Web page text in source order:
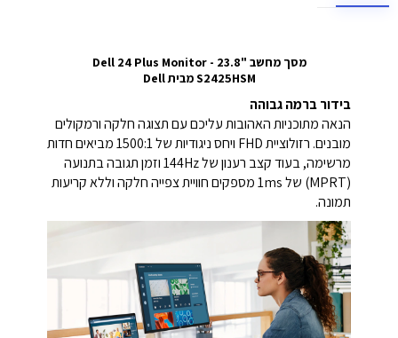
מסך מחשב "23.8 Dell 24 Plus Monitor -
S2425HSM מבית Dell
בידור ברמה גבוהה
הנאה מתוכניות האהובות עליכם עם תצוגה חלקה ורמקולים
מובנים.
רזולוציית FHD ויחס ניגודיות של 1500:1 מביאים חדות
מרשימה,
בעוד קצב רענון של 144Hz וזמן תגובה בתנועה
(MPRT) של 1ms מספקים חוויית צפייה חלקה וללא קריעות
תמונה.